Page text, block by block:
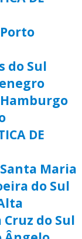
do Sul
DE
Maria
do Sul
Cruz do Sul